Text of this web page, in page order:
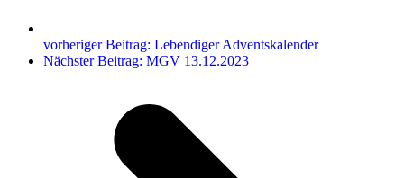
vorheriger Beitrag: Lebendiger Adventskalender
Nächster Beitrag: MGV 13.12.2023